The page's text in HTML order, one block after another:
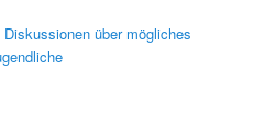
über mögliches